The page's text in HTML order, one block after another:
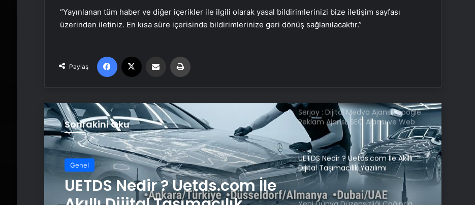
“Yayınlanan tüm haber ve diğer içerikler ile ilgili olarak yasal bildirimlerinizi bize iletişim sayfası
üzerinden iletiniz. En kısa süre içerisinde bildirimlerinize geri dönüş sağlanılacaktır.”
Paylaş
Facebook Email'den paylaş
Sonrakini Oku
Genel
UETDS Nedir ? Uetds.com İle
Van’da 84 kilo 460 gram esrar ele
Serjoy : Dijital Medya Ajansı, Google
Reklam Ajansı, SEO Ajansı ve Web
Tasarım Ajansı
UETDS Nedir ? Uetds.com İle Akıllı
Dijital Taşımacılık Yazılımı